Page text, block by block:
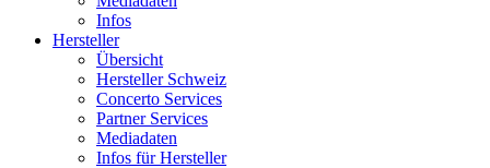
Infos
Hersteller
Übersicht
Hersteller Schweiz
Concerto Services
Partner Services
Mediadaten
Infos für Hersteller